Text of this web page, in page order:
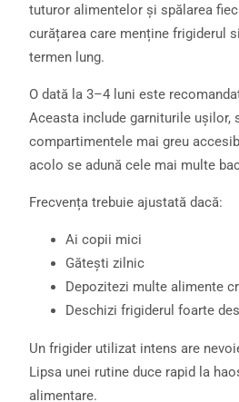
tuturor alimentelor și spălarea
curățarea care menține frigiderul
termen lung.
O dată la 3–4 luni este
Aceasta include garniturile ușilor,
compartimentele mai greu
acolo se adună cele mai multe
Frecvența trebuie ajustată dacă:
Ai copii mici
Gătești zilnic
Depozitezi multe alimente
Deschizi frigiderul foarte des
Un frigider utilizat intens are
Lipsa unei rutine duce rapid la
alimentare.